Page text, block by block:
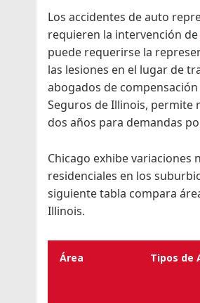
Los accidentes de auto
requieren la intervención de
puede requerirse la
las lesiones en el lugar de
abogados de
Seguros de Illinois, permite
dos años para demandas
Chicago exhibe
residenciales en los
siguiente tabla compara
Illinois.
Área Tipos de